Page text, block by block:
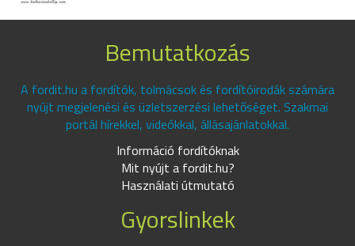
Bemutatkozás
A fordit.hu a fordítók, tolmácsok és fordítóirodák számára
nyújt megjelenési és üzletszerzési lehetőséget. Szakmai
portál hírekkel, videókkal, állásajánlatokkal.
Információ fordítóknak
Mit nyújt a fordit.hu?
Használati útmutató
Gyorslinkek